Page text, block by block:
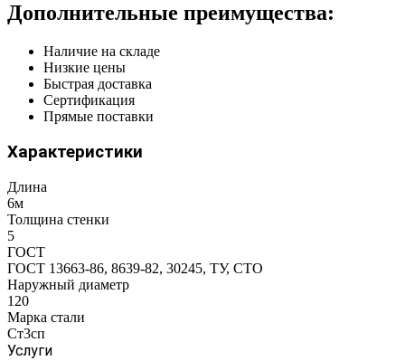
Дополнительные преимущества:
Наличие на складе
Низкие цены
Быстрая доставка
Сертификация
Прямые поставки
Характеристики
Длина
6м
Толщина стенки
5
ГОСТ
ГОСТ 13663-86, 8639-82, 30245, ТУ, СТО
Наружный диаметр
120
Марка стали
Ст3сп
Услуги